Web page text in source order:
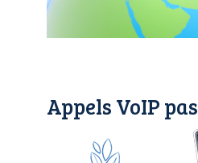
Appels VoIP